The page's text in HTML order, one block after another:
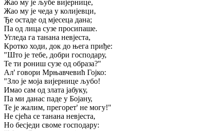
Жао му је љубе вијернице,
Жао му је чеда у колијевци,
Ђе остаде од мјесеца дана;
Па од лица сузе просипаше.
Угледа га танана невјеста,
Кротко ходи, док до њега приђе:
"Што је тебе, добри господару,
Те ти рониш сузе од образа?"
Ал' говори Мрњавчевић Гојко:
"Зло је моја вијернице љубо!
Имао сам од злата јабуку,
Па ми данас паде у Бојану,
Те је жалим, прегорет' не могу!"
Не сјећа се танана невјеста,
Но бесједи своме господару: